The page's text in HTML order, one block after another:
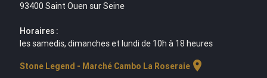
93400 Saint Ouen sur Seine
Horaires :
les samedis, dimanches et lundi de 10h à 18 heures
Stone Legend - Marché Cambo La Roseraielocation_on